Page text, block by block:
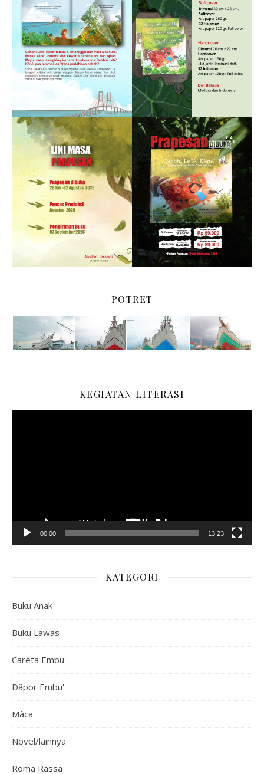
POTRET
KEGIATAN LITERASI
00:00 13:23
KATEGORI
Buku Anak
Buku Lawas
Carèta Embu'
Dâpor Embu'
Mâca
Novel/lainnya
Roma Rassa